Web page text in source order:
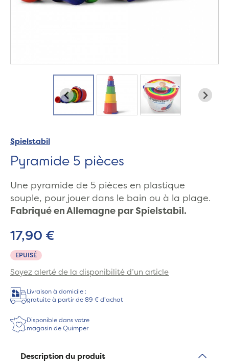
Spielstabil
Pyramide 5 pièces
Une pyramide de 5 pièces en plastique
souple, pour jouer dans le bain ou à la plage.
Fabriqué en Allemagne par Spielstabil.
EPUISÉ
17,90 €
Soyez alerté de la disponibilité d’un article
Livraison à domicile :
gratuite à partir de 89 € d'achat
Disponible dans votre
magasin de Quimper
Description du produit